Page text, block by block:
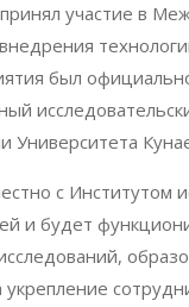
участие в
был
Университета
с Институтом
и будет
укрепление